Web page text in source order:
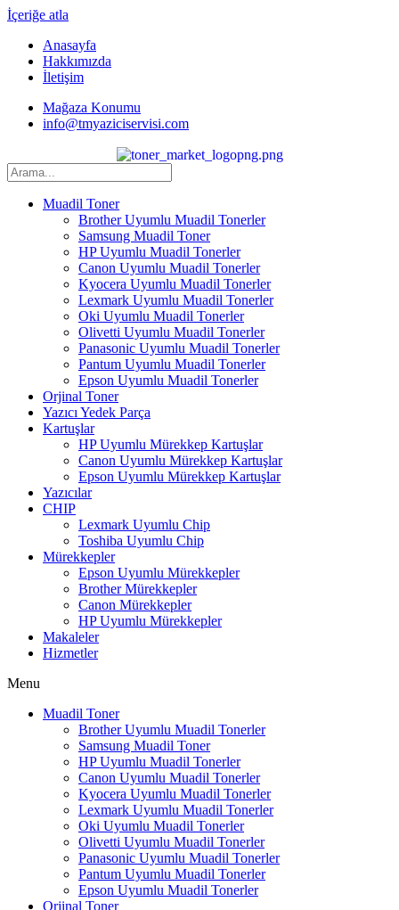
İçeriğe atla
Anasayfa
Hakkımızda
İletişim
Mağaza Konumu
info@tmyaziciservisi.com
Muadil Toner
Brother Uyumlu Muadil Tonerler
Samsung Muadil Toner
HP Uyumlu Muadil Tonerler
Canon Uyumlu Muadil Tonerler
Kyocera Uyumlu Muadil Tonerler
Lexmark Uyumlu Muadil Tonerler
Oki Uyumlu Muadil Tonerler
Olivetti Uyumlu Muadil Tonerler
Panasonic Uyumlu Muadil Tonerler
Pantum Uyumlu Muadil Tonerler
Epson Uyumlu Muadil Tonerler
Orjinal Toner
Yazıcı Yedek Parça
Kartuşlar
HP Uyumlu Mürekkep Kartuşlar
Canon Uyumlu Mürekkep Kartuşlar
Epson Uyumlu Mürekkep Kartuşlar
Yazıcılar
CHIP
Lexmark Uyumlu Chip
Toshiba Uyumlu Chip
Mürekkepler
Epson Uyumlu Mürekkepler
Brother Mürekkepler
Canon Mürekkepler
HP Uyumlu Mürekkepler
Makaleler
Hizmetler
Menu
Muadil Toner
Brother Uyumlu Muadil Tonerler
Samsung Muadil Toner
HP Uyumlu Muadil Tonerler
Canon Uyumlu Muadil Tonerler
Kyocera Uyumlu Muadil Tonerler
Lexmark Uyumlu Muadil Tonerler
Oki Uyumlu Muadil Tonerler
Olivetti Uyumlu Muadil Tonerler
Panasonic Uyumlu Muadil Tonerler
Pantum Uyumlu Muadil Tonerler
Epson Uyumlu Muadil Tonerler
Orjinal Toner